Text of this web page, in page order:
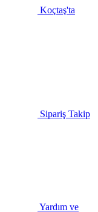
Koçtaş'ta
Sipariş Takip
Yardım ve